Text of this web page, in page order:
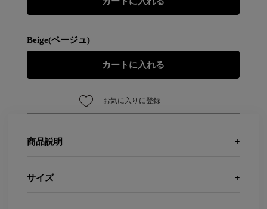
Beige(ベージュ)
お気に入りに登録
商品説明
サイズ